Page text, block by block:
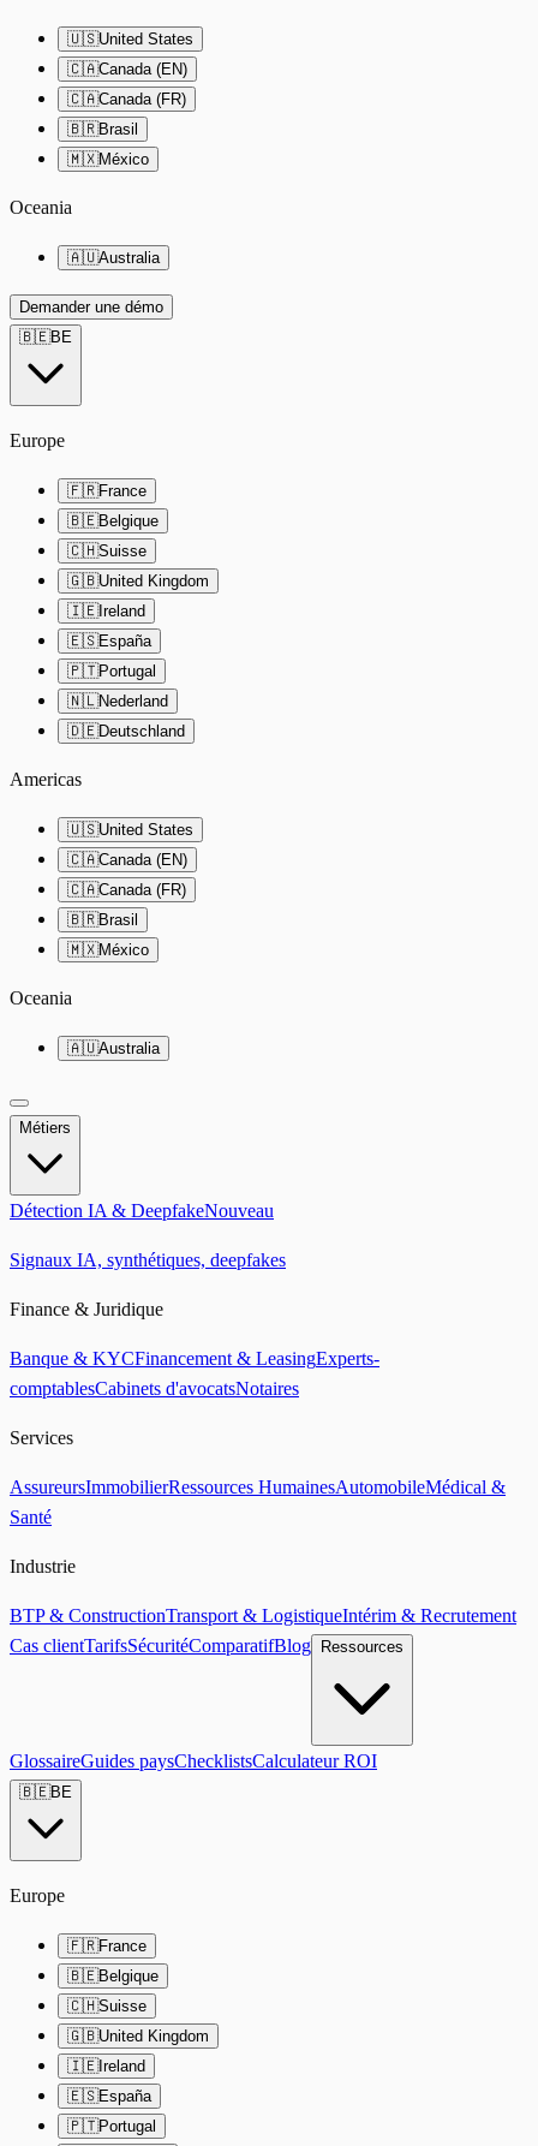
🇺🇸United States
🇨🇦Canada (EN)
🇨🇦Canada (FR)
🇧🇷Brasil
🇲🇽México
Oceania
🇦🇺Australia
Demander une démo
🇧🇪BE
Europe
🇫🇷France
🇧🇪Belgique
🇨🇭Suisse
🇬🇧United Kingdom
🇮🇪Ireland
🇪🇸España
🇵🇹Portugal
🇳🇱Nederland
🇩🇪Deutschland
Americas
🇺🇸United States
🇨🇦Canada (EN)
🇨🇦Canada (FR)
🇧🇷Brasil
🇲🇽México
Oceania
🇦🇺Australia
Métiers
Détection IA & DeepfakeNouveau
Signaux IA, synthétiques, deepfakes
Finance & Juridique
Banque & KYCFinancement & LeasingExperts-
comptablesCabinets d'avocatsNotaires
Services
AssureursImmobilierRessources HumainesAutomobileMédical &
Santé
Industrie
BTP & ConstructionTransport & LogistiqueIntérim & Recrutement
Cas clientTarifsSécuritéComparatifBlog Ressources
GlossaireGuides paysChecklistsCalculateur ROI
🇧🇪BE
Europe
🇫🇷France
🇧🇪Belgique
🇨🇭Suisse
🇬🇧United Kingdom
🇮🇪Ireland
🇪🇸España
🇵🇹Portugal